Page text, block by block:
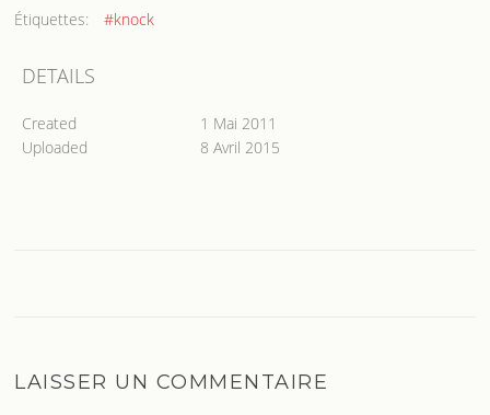
Étiquettes: #knock
DETAILS
Created
1 Mai 2011
Uploaded
8 Avril 2015
LAISSER UN COMMENTAIRE